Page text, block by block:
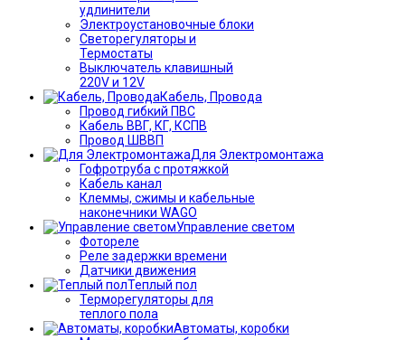
удлинители
Электроустановочные блоки
Светорегуляторы и
Термостаты
Выключатель клавишный
220V и 12V
Кабель, Провода
Провод гибкий ПВС
Кабель ВВГ, КГ, КСПВ
Провод ШВВП
Для Электромонтажа
Гофротруба с протяжкой
Кабель канал
Клеммы, сжимы и кабельные
наконечники WAGO
Управление светом
Фотореле
Реле задержки времени
Датчики движения
Теплый пол
Терморегуляторы для
теплого пола
Автоматы, коробки